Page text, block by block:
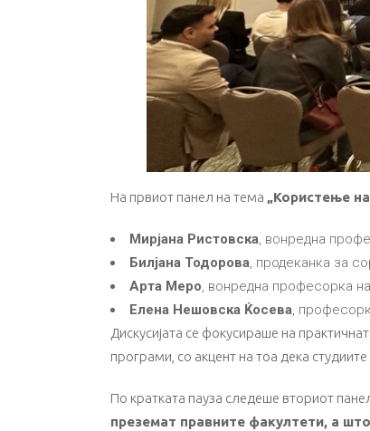
На првиот панел на тема „Користење
Мирјана Ристовска, вонредна
Билјана Тодорова, продеканка за
Арта Меро, вонредна професорка
Елена Нешовска Ќосева,
Дискусијата се фокусираше на
програми, со акцент на тоа дека
По кратката пауза следеше вториот
преземат правните факултети, а